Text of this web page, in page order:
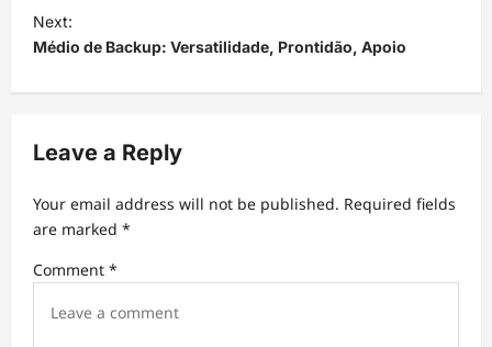
t
n
a
i
a
i
Next:
Médio de Backup: Versatilidade, Prontidão, Apoio
Leave a Reply
Your email address will not be published. Required fields
are marked *
Comment *